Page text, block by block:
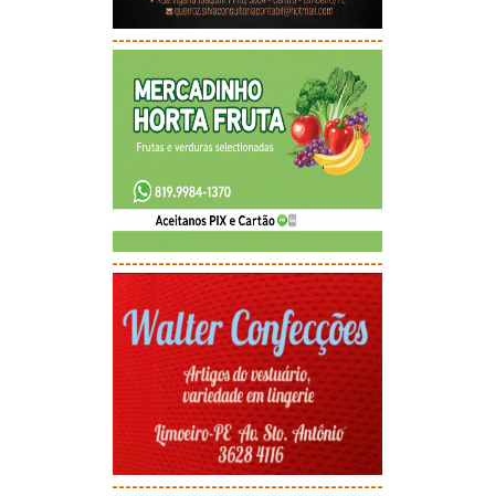
-----------------------------------------
-----------------------------------------
-----------------------------------------